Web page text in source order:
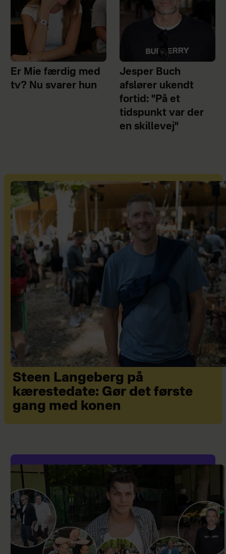
Er Mie færdig med
tv? Nu svarer hun
Jesper Buch
afslører ukendt
fortid: "På et
tidspunkt var der
en skillevej"
Steen Langeberg på
kærestedate: Gør det første
gang med konen